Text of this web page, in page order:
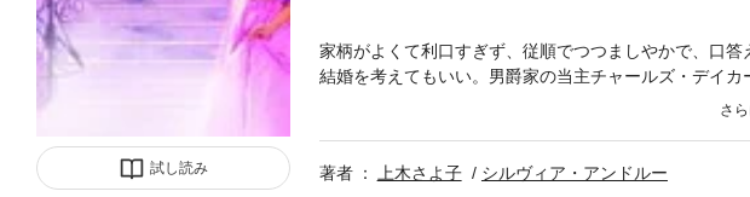
試し読み
家柄がよくて利口すぎず、従順でつつましやかで、口
結婚を考えてもいい。男爵家の当主チャールズ・デイ
ところが驚いたことに、そんな娘がいたのだ。ミス・
著者 上木さよ子
シルヴィア・アンドルー